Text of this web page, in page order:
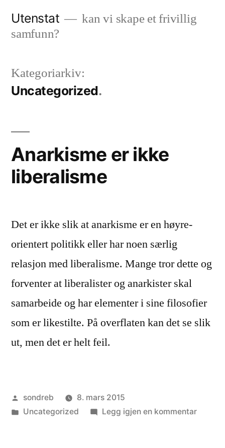
Utenstat
kan vi skape et frivillig
samfunn?
Kategoriarkiv:
Uncategorized
Anarkisme er ikke
liberalisme
Det er ikke slik at anarkisme er en høyre-
orientert politikk eller har noen særlig
relasjon med liberalisme. Mange tror dette og
forventer at liberalister og anarkister skal
samarbeide og har elementer i sine filosofier
som er likestilte. På overflaten kan det se slik
ut, men det er helt feil.
Publisert
av
sondreb
8. mars 2015
Publisert
Uncategorized Legg igjen en kommentartil